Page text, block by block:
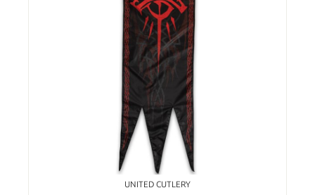
UNITED CUTLERY